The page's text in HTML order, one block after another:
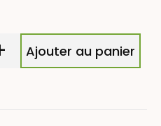
Ajouter au panier